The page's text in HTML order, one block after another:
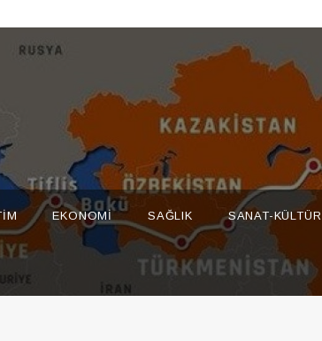
EKONOMI SAĞLIK SANAT-KÜLTÜR